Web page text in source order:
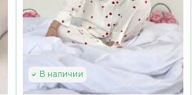
В наличии